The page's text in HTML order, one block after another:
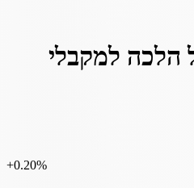
הלכה למקבלי
‎+0.20%